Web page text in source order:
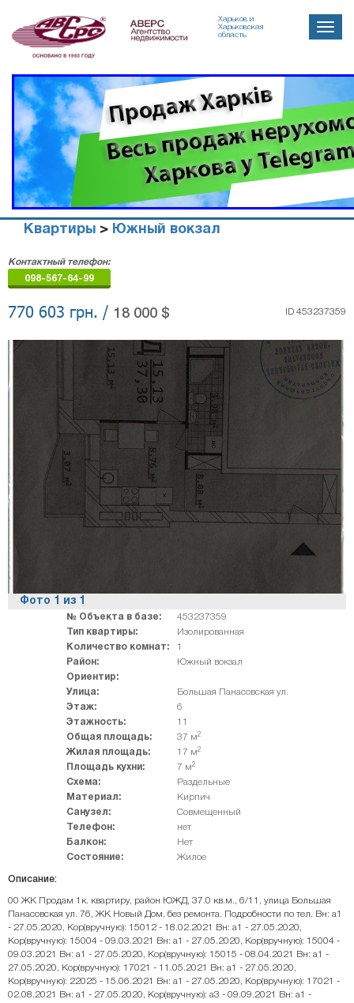
Харьков и
Харьковская
область
Toggle
Квартиры > Южный вокзал
недвижимости
"Аверс"
Контактный телефон:
098-567-64-99
770 603 грн. / 18 000 $ ID 453237359
Фото 1 из 1
№ Объекта в базе:
453237359
Тип квартиры:
Изолированная
Количество комнат:
1
Район:
Южный вокзал
Ориентир:
Улица:
Большая Панасовская ул.
Этаж:
6
Этажность:
11
Общая площадь:
37 м2
Жилая площадь: 17 м2
Площадь кухни: 7 м2
Схема:
Раздельные
Материал:
Кирпич
Санузел:
Совмещенный
Телефон:
нет
Балкон:
Нет
Состояние:
Жилое
Описание:
00 ЖК Продам 1к. квартиру, район ЮЖД, 37.0 кв.м., 6/11, улица Большая
Панасовская ул. 76, ЖК Новый Дом, без ремонта. Подробности по тел. Вн: a1
- 27.05.2020, Кор(вручную): 15012 - 18.02.2021 Вн: a1 - 27.05.2020,
Кор(вручную): 15004 - 09.03.2021 Вн: a1 - 27.05.2020, Кор(вручную): 15004 -
09.03.2021 Вн: a1 - 27.05.2020, Кор(вручную): 15015 - 08.04.2021 Вн: a1 -
27.05.2020, Кор(вручную): 17021 - 11.05.2021 Вн: a1 - 27.05.2020,
Кор(вручную): 22025 - 15.06.2021 Вн: a1 - 27.05.2020, Кор(вручную): 17021 -
02.08.2021 Вн: a1 - 27.05.2020, Кор(вручную): a3 - 09.09.2021 Вн: a1 -